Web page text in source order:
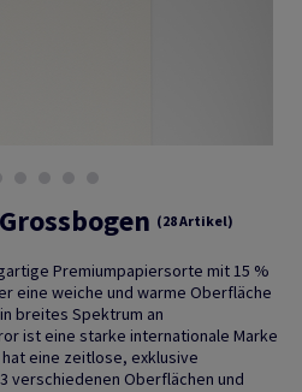
(28 Artikel)
Premiumpapiersorte mit 15 %
eine weiche und warme Oberfläche
breites Spektrum an
ist eine starke internationale Marke
eine zeitlose, exklusive
verschiedenen Oberflächen und